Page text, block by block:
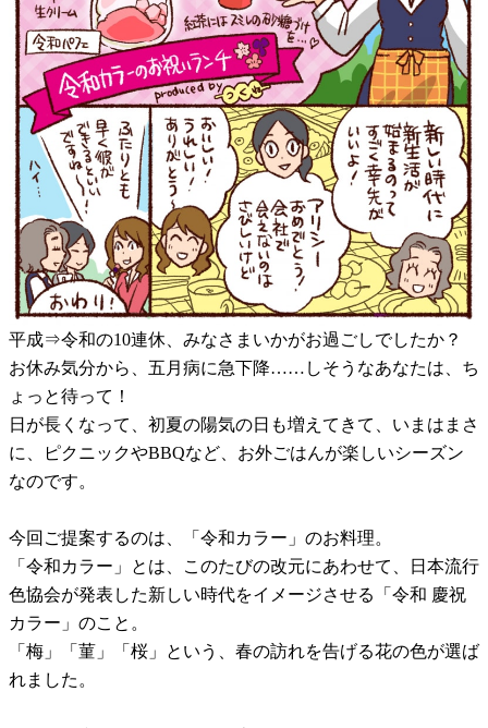
平成⇒令和の10連休、みなさまいかがお過ごしでしたか？
お休み気分から、五月病に急下降……しそうなあなたは、ち
ょっと待って！
日が長くなって、初夏の陽気の日も増えてきて、いまはまさ
に、ピクニックやBBQなど、お外ごはんが楽しいシーズン
なのです。
今回ご提案するのは、「令和カラー」のお料理。
「令和カラー」とは、このたびの改元にあわせて、日本流行
色協会が発表した新しい時代をイメージさせる「令和 慶祝
カラー」のこと。
「梅」「菫」「桜」という、春の訪れを告げる花の色が選ば
れました。